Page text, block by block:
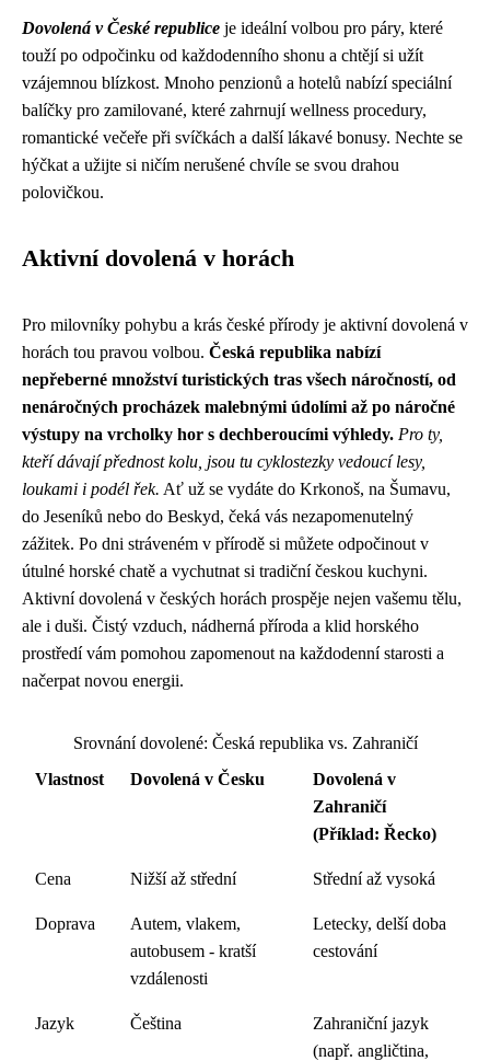
Dovolená v České republice je ideální volbou pro páry, které
touží po odpočinku od každodenního shonu a chtějí si užít
vzájemnou blízkost. Mnoho penzionů a hotelů nabízí speciální
balíčky pro zamilované, které zahrnují wellness procedury,
romantické večeře při svíčkách a další lákavé bonusy. Nechte se
hýčkat a užijte si ničím nerušené chvíle se svou drahou
polovičkou.
Aktivní dovolená v horách
Pro milovníky pohybu a krás české přírody je aktivní dovolená v
horách tou pravou volbou. Česká republika nabízí
nepřeberné množství turistických tras všech náročností, od
nenáročných procházek malebnými údolími až po náročné
výstupy na vrcholky hor s dechberoucími výhledy. Pro ty,
kteří dávají přednost kolu, jsou tu cyklostezky vedoucí lesy,
loukami i podél řek. Ať už se vydáte do Krkonoš, na Šumavu,
do Jeseníků nebo do Beskyd, čeká vás nezapomenutelný
zážitek. Po dni stráveném v přírodě si můžete odpočinout v
útulné horské chatě a vychutnat si tradiční českou kuchyni.
Aktivní dovolená v českých horách prospěje nejen vašemu tělu,
ale i duši. Čistý vzduch, nádherná příroda a klid horského
prostředí vám pomohou zapomenout na každodenní starosti a
načerpat novou energii.
Srovnání dovolené: Česká republika vs. Zahraničí
Vlastnost
Dovolená v Česku
Dovolená v
Zahraničí
(Příklad: Řecko)
Cena Nižší až střední Střední až vysoká
Doprava
Autem, vlakem,
autobusem - kratší
vzdálenosti
Letecky, delší doba
cestování
Jazyk Čeština
Zahraniční jazyk
(např. angličtina,